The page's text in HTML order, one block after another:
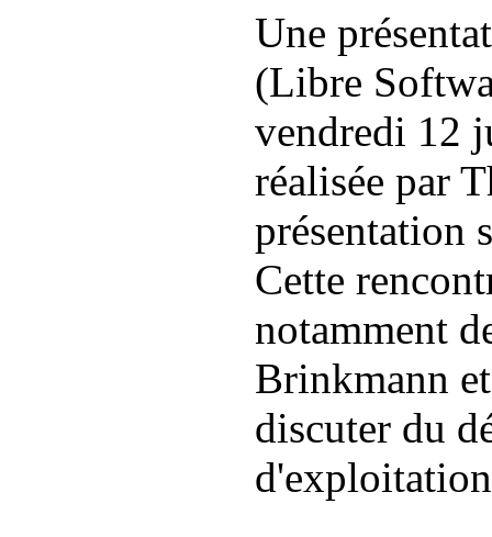
Une
(Libre
vendredi 12
réalisée par
présentation
Cette
notamment
Brinkmann
discuter du